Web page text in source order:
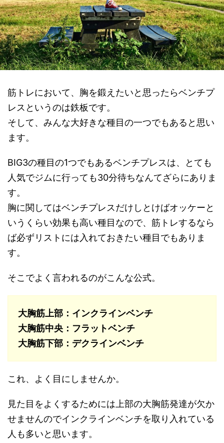
筋トレにおいて、胸を鍛えたいと思ったらベンチプ
レスというのは鉄板です。
そして、みんな大好きな種目の一つでもあると思い
ます。
BIG3の種目の1つでもあるベンチプレスは、とても
人気でジムに行っても30分待ちなんてざらにありま
す。
胸に関してはベンチプレスだけしとけばオッケーと
いうくらい効果も高い種目なので、筋トレするなら
ば必ずリストには入れておきたい種目でもありま
す。
そこでよく言われるのがこんな公式。
大胸筋上部：インクラインベンチ
大胸筋中央：フラットベンチ
大胸筋下部：デクラインベンチ
これ、よく目にしませんか。
見た目をよくするためには上部の大胸筋発達が欠か
せませんのでインクラインベンチを取り入れている
人も多いと思います。